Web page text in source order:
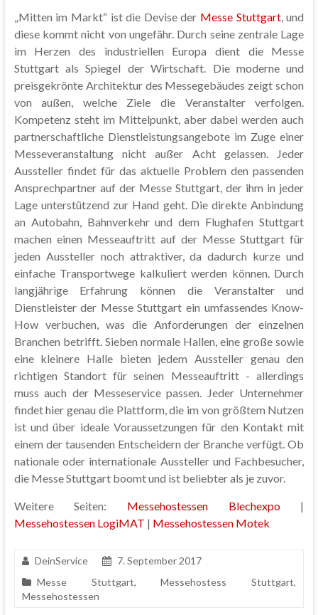
„Mitten im Markt“ ist die Devise der Messe Stuttgart, und
diese kommt nicht von ungefähr. Durch seine zentrale Lage
im Herzen des industriellen Europa dient die Messe
Stuttgart als Spiegel der Wirtschaft. Die moderne und
preisgekrönte Architektur des Messegebäudes zeigt schon
von außen, welche Ziele die Veranstalter verfolgen.
Kompetenz steht im Mittelpunkt, aber dabei werden auch
partnerschaftliche Dienstleistungsangebote im Zuge einer
Messeveranstaltung nicht außer Acht gelassen. Jeder
Aussteller findet für das aktuelle Problem den passenden
Ansprechpartner auf der Messe Stuttgart, der ihm in jeder
Lage unterstützend zur Hand geht. Die direkte Anbindung
an Autobahn, Bahnverkehr und dem Flughafen Stuttgart
machen einen Messeauftritt auf der Messe Stuttgart für
jeden Aussteller noch attraktiver, da dadurch kurze und
einfache Transportwege kalkuliert werden können. Durch
langjährige Erfahrung können die Veranstalter und
Dienstleister der Messe Stuttgart ein umfassendes Know-
How verbuchen, was die Anforderungen der einzelnen
Branchen betrifft. Sieben normale Hallen, eine große sowie
eine kleinere Halle bieten jedem Aussteller genau den
richtigen Standort für seinen Messeauftritt - allerdings
muss auch der Messeservice passen. Jeder Unternehmer
findet hier genau die Plattform, die im von größtem Nutzen
ist und über ideale Voraussetzungen für den Kontakt mit
einem der tausenden Entscheidern der Branche verfügt. Ob
nationale oder internationale Aussteller und Fachbesucher,
die Messe Stuttgart boomt und ist beliebter als je zuvor.
Weitere Seiten: Messehostessen Blechexpo|
Messehostessen LogiMAT | Messehostessen Motek
DeinService
7. September 2017
Messe Stuttgart,Messehostess Stuttgart,
Messehostessen